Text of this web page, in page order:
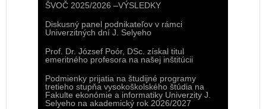
ŠVOČ 2025/2026 –VÝSLEDKY
Diskusný panel podnikateľov v rámci
Univerzitných dní J. Selyeho
Prof. Dr. József Poór, DSc. získal titul
emeritného profesora na našej inštitúcii
Podmienky prijatia na študijné programy
tretieho stupňa vysokoškolského štúdia na
Fakulte ekonómie a informatiky Univerzity J.
Selyeho na akademický rok 2026/2027